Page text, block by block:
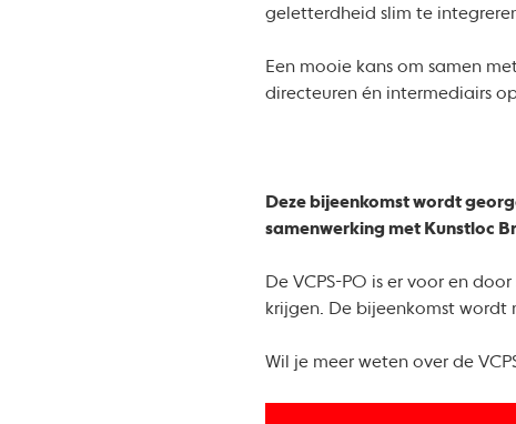
geletterdheid slim te
Een mooie kans om samen
directeuren én intermediairs
Deze bijeenkomst wordt
samenwerking met Kunstloc
De VCPS-PO is er voor en
krijgen. De bijeenkomst wordt
Wil je meer weten over de